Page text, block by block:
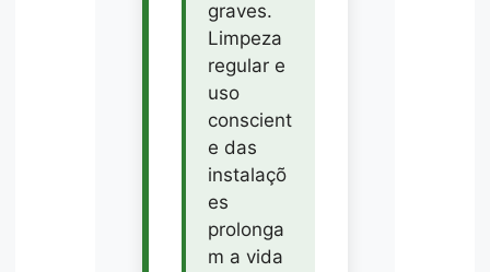
graves.
Limpeza
regular e
uso
conscient
e das
instalaçõ
es
prolonga
m a vida